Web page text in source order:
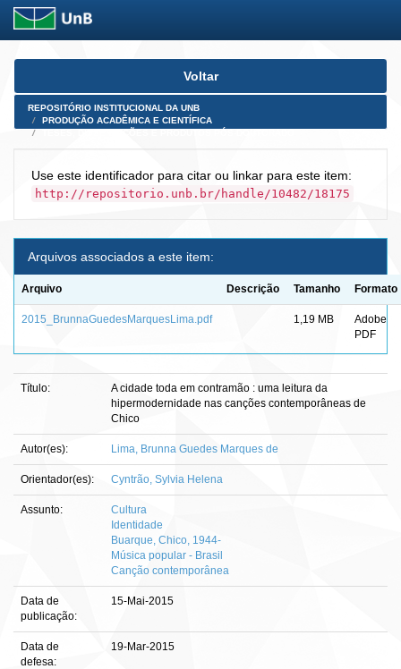
Skip
Voltar
REPOSITÓRIO INSTITUCIONAL DA UNB
PRODUÇÃO ACADÊMICA E CIENTÍFICA
Use este identificador para citar ou linkar para este item:
http://repositorio.unb.br/handle/10482/18175
Arquivos associados a este item:
Arquivo Descrição Tamanho Formato
2015_BrunnaGuedesMarquesLima.pdf 1,19 MB
Adobe
PDF
Título:
A cidade toda em contramão : uma leitura da
hipermodernidade nas canções contemporâneas de
Chico
Autor(es): Lima, Brunna Guedes Marques de
Orientador(es): Cyntrão, Sylvia Helena
Assunto:
Cultura
Identidade
Buarque, Chico, 1944-
Música popular - Brasil
Canção contemporânea
Data de
publicação:
15-Mai-2015
Data de
defesa:
19-Mar-2015